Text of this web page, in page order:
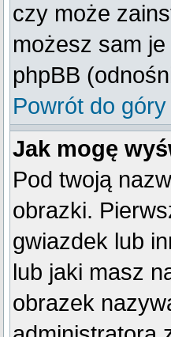
czy może
możesz sam
phpBB
Powrót do góry
Jak mogę
Pod twoją
obrazki.
gwiazdek lub
lub jaki masz
obrazek